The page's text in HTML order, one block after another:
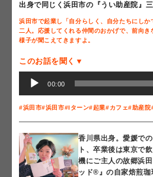
出身で同じく浜田市の『うい助産院』
浜田市で起業し「自分らしく、自分たちにし
二人。応援してくれる仲間のおかげで、前向
様子が聞こえてきますよ。
このお話を聞く▼
プ
レ
ー
ヤ
ー
00:00
#浜田市#浜田市#Iターン#起業#カフェ#助産院
香川県出身。愛媛で
ト、卒業後は東京で
機にご主人の故郷浜
ッド®︎』の自家焙煎